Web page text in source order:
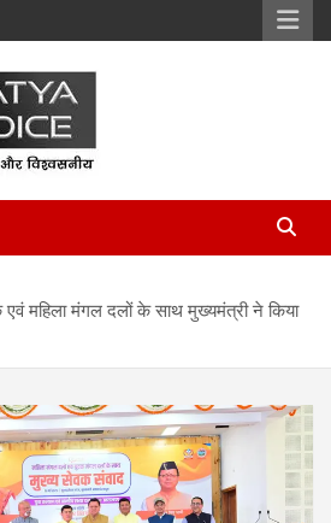
महिला मंगल दलों के साथ मुख्यमंत्री ने किया